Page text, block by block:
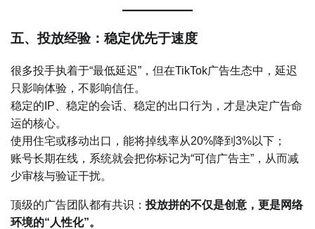
五、投放经验：稳定优先于速度
很多投手执着于“最低延迟”，但在TikTok广告生态中，延迟
只影响体验，不影响信任。
稳定的IP、稳定的会话、稳定的出口行为，才是决定广告命
运的核心。
使用住宅或移动出口，能将掉线率从20%降到3%以下；
账号长期在线，系统就会把你标记为“可信广告主”，从而减
少审核与验证干扰。
顶级的广告团队都有共识： 投放拼的不仅是创意，更是网络
环境的“人性化”。